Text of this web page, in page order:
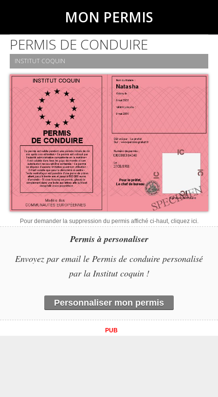
MON PERMIS
PERMIS DE CONDUIRE
INSTITUT COQUIN
Pour demander la suppression du permis affiché ci-haut, cliquez ici.
Permis à personaliser
Envoyez par email le Permis de conduire personalisé
par la Institut coquin !
Personnaliser mon permis
PUB